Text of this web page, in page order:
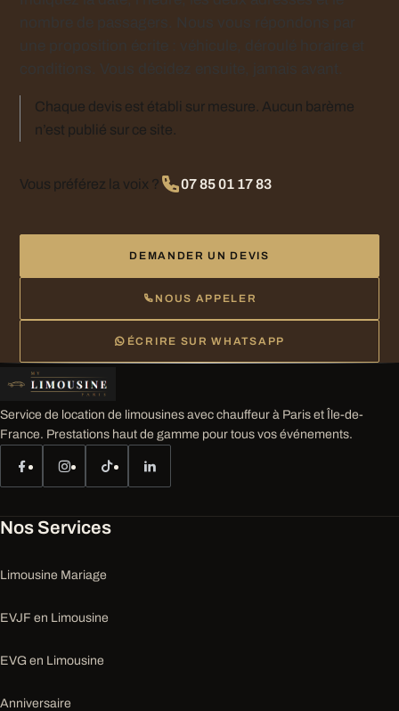
Chaque devis est établi sur mesure. Aucun barème
n’est publié sur ce site.
Vous préférez la voix ? 07 85 01 17 83
DEMANDER UN DEVIS
NOUS APPELER
ÉCRIRE SUR WHATSAPP
Service de location de limousines avec chauffeur à Paris et Île-de-
France. Prestations haut de gamme pour tous vos événements.
Nos Services
Limousine Mariage
EVJF en Limousine
EVG en Limousine
Anniversaire